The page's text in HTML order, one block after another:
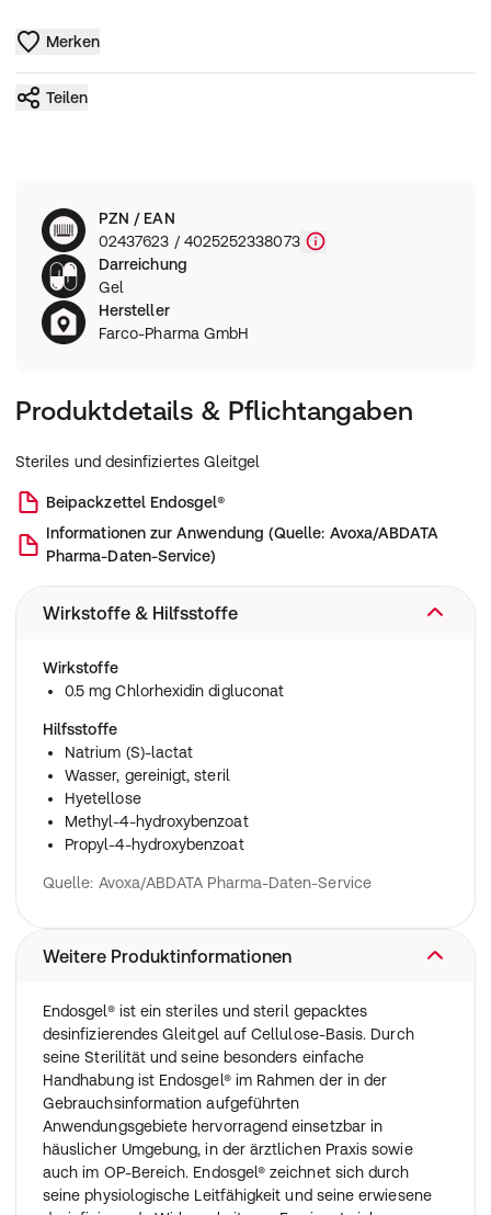
Merken
Teilen
PZN / EAN
02437623 / 4025252338073
Darreichung
Gel
Hersteller
Farco-Pharma GmbH
Produktdetails & Pflichtangaben
Steriles und desinfiziertes Gleitgel
Beipackzettel Endosgel®
Informationen zur Anwendung (Quelle: Avoxa/ABDATA
Pharma-Daten-Service)
Wirkstoffe & Hilfsstoffe
Wirkstoffe
0.5 mg Chlorhexidin digluconat
Hilfsstoffe
Natrium (S)-lactat
Wasser, gereinigt, steril
Hyetellose
Methyl-4-hydroxybenzoat
Propyl-4-hydroxybenzoat
Quelle: Avoxa/ABDATA Pharma-Daten-Service
Weitere Produktinformationen
Endosgel® ist ein steriles und steril gepacktes
desinfizierendes Gleitgel auf Cellulose-Basis. Durch
seine Sterilität und seine besonders einfache
Handhabung ist Endosgel® im Rahmen der in der
Gebrauchsinformation aufgeführten
Anwendungsgebiete hervorragend einsetzbar in
häuslicher Umgebung, in der ärztlichen Praxis sowie
auch im OP-Bereich. Endosgel® zeichnet sich durch
seine physiologische Leitfähigkeit und seine erwiesene